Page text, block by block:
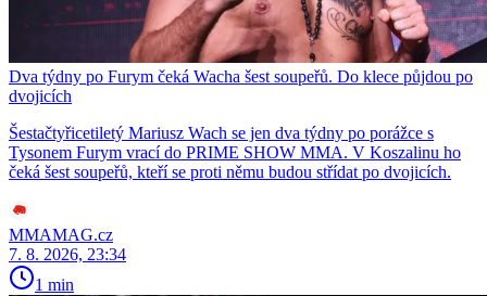
Dva týdny po Furym čeká Wacha šest soupeřů. Do klece půjdou po
dvojicích
Šestačtyřicetiletý Mariusz Wach se jen dva týdny po porážce s
Tysonem Furym vrací do PRIME SHOW MMA. V Koszalinu ho
čeká šest soupeřů, kteří se proti němu budou střídat po dvojicích.
MMAMAG.cz
7. 8. 2026, 23:34
1 min